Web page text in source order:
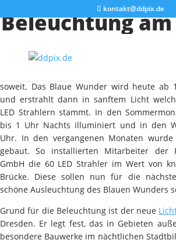
kontakt@ddpix.de
Beleuchtung am
Wunder”
soweit. Das Blaue Wunder wird heute ab
und erstrahlt dann in sanftem Licht
LED Strahlern stammt. In den
bis 1 Uhr Nachts illuminiert und in den
Uhr. In den vergangenen Monaten
gebaut. So installierten Mitarbeiter der
GmbH die 60 LED Strahler im Wert von
Brücke. Diese sollen nun für die
schöne Ausleuchtung des Blauen Wunders
Grund für die Beleuchtung ist der neue
Dresden. Er legt fest, das in Gebieten
besondere Bauwerke im nächtlichen